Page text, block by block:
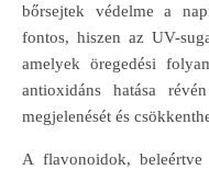
bőrsejtek védelme a
fontos, hiszen az UV-
amelyek öregedési
antioxidáns hatása
megjelenését és
A flavonoidok,